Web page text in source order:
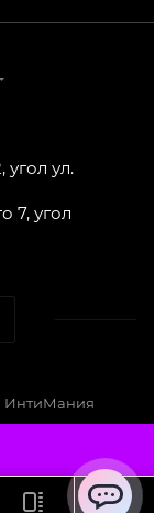
угол ул.
7, угол
ИнтиМания